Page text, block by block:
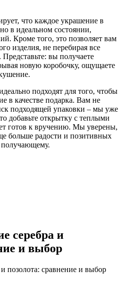
что каждое украшение в
в идеальном состоянии,
Кроме того, это позволяет вам
изделия, не перебирая все
вы получаете
новую коробочку, ощущаете
подходят для того, чтобы
в качестве подарка. Вам не
подходящей упаковки – мы уже
добавьте открытку с теплыми
готов к вручению. Мы уверены,
больше радости и позитивных
получающему.
серебра и
и выбор
позолота: сравнение и выбор